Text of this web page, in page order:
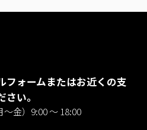
フォームまたはお近くの支
い。
金）9:00 ～ 18:00